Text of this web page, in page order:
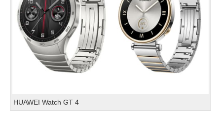
HUAWEI Watch GT 4